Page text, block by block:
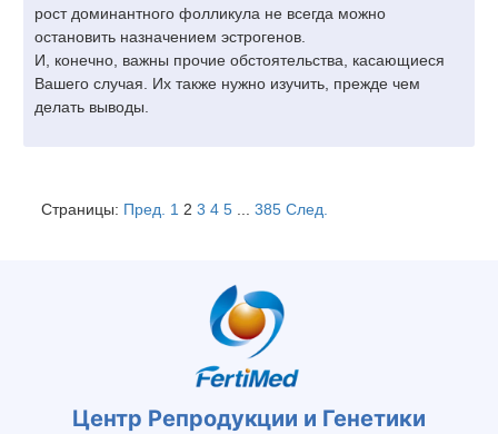
рост доминантного фолликула не всегда можно
остановить назначением эстрогенов.
И, конечно, важны прочие обстоятельства, касающиеся
Вашего случая. Их также нужно изучить, прежде чем
делать выводы.
Страницы: Пред. 1 2 3 4 5 385 След.
Центр Репродукции и Генетики